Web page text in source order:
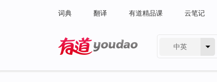
词典 翻译 有道精品课 云笔记
中英